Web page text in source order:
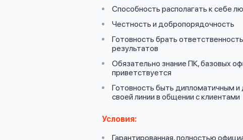
Способность располагать к себе
Честность и добропорядочность
Готовность брать
результатов
Обязательно знание ПК, базовых
приветствуется
Готовность быть дипломатичным
своей линии в общении с клиентами
Условия:
Гарантированная, полностью